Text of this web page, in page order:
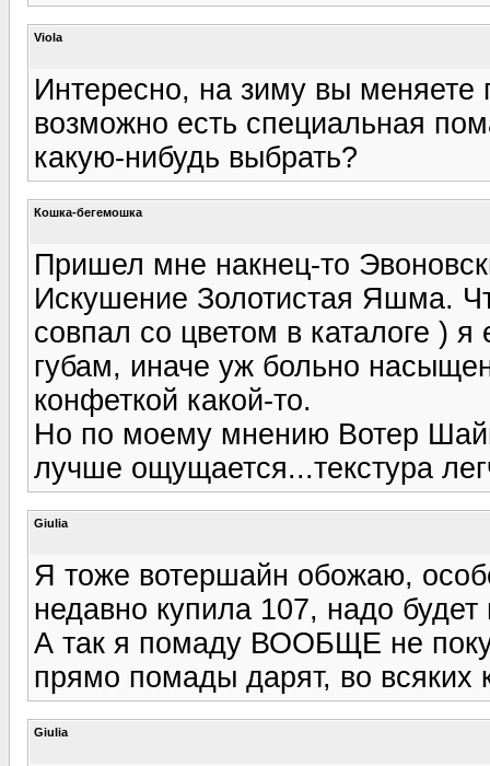
Viola
Интересно, на зиму вы
возможно есть специальная
какую-нибудь выбрать?
Кошка-бегемошка
Пришел мне накнец-то
Искушение Золотистая Яшма.
совпал со цветом в каталоге )
губам, иначе уж больно
конфеткой какой-то.
Но по моему мнению Вотер
лучше ощущается...текстура
Giulia
Я тоже вотершайн обожаю,
недавно купила 107, надо
А так я помаду ВООБЩЕ не
прямо помады дарят, во всяких
Giulia